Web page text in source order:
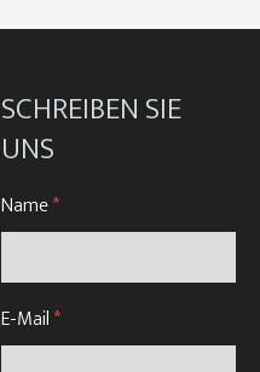
SCHREIBEN SIE
UNS
Name*
E-Mail*